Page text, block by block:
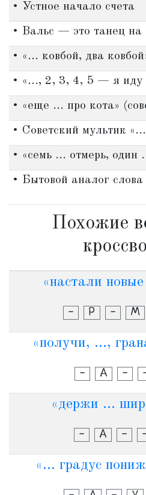
• Устное начало счета
• Вальс — это танец на
• «... ковбой, два
• «..., 2, 3, 4, 5 — я иду
• «еще ... про кота»
• Советский мультик
• «семь ... отмерь, один
• Бытовой аналог слова
Похожие
«настали
- Р - М
«получи, ...,
- А -
«держи ...
- А -
«... градус